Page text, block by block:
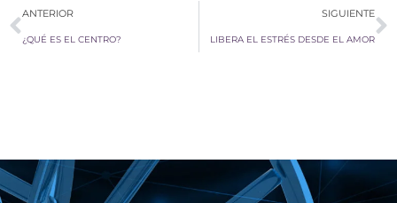
Ant
ANTERIOR
¿QUÉ ES EL CENTRO?
SIGUIENTE
LIBERA EL ESTRÉS DESDE EL AMOR